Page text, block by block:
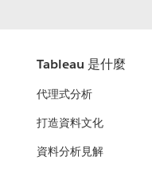
Tableau 是什麼
代理式分析
打造資料文化
資料分析見解